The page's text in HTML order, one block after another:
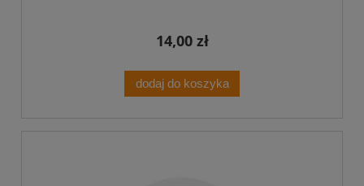
14,00 zł
dodaj do koszyka